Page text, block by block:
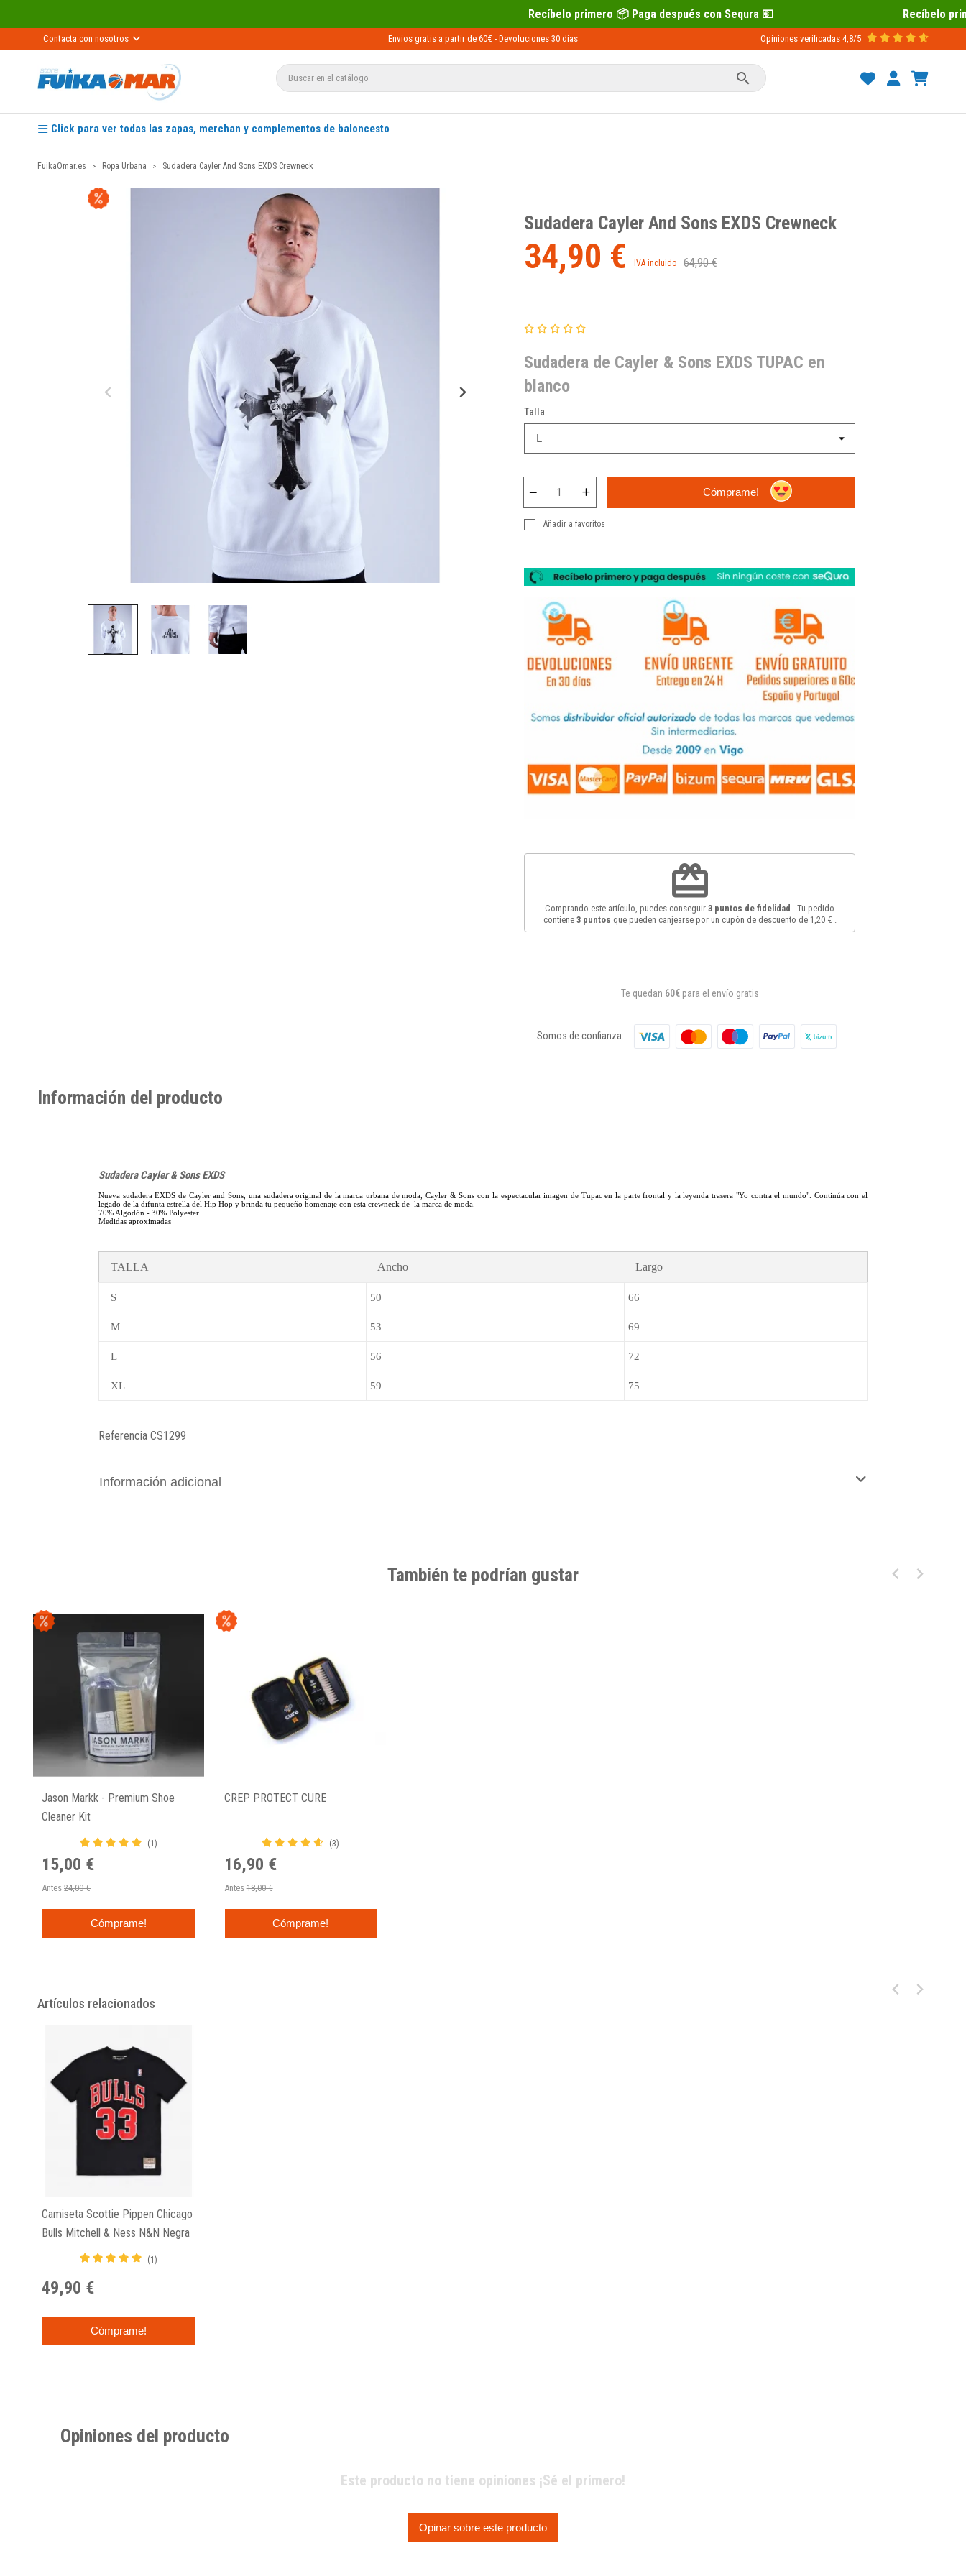
Recíbelo primero 📦 Paga después con Sequra 💶 Recíbelo primero 📦 Paga después
Contacta con nosotros Envios gratis a partir de 60€ - Devoluciones 30 días Opiniones verificadas 4,8/5

Click para ver todas las zapas, merchan y complementos de baloncesto
FuikaOmar.es Ropa Urbana Sudadera Cayler And Sons EXDS Crewneck
Sudadera Cayler And Sons EXDS Crewneck
34,90 € IVA incluido 64,90 €
Sudadera de Cayler & Sons EXDS TUPAC en
blanco
Talla
Cómprame!
Añadir a favoritos
redeem
Comprando este artículo, puedes conseguir 3 puntos de fidelidad . Tu pedido
contiene 3puntos que pueden canjearse por un cupón de descuento de 1,20 €
Te quedan 60€para el envío gratis
Somos de confianza:
Información del producto
Sudadera Cayler & Sons EXDS
Nueva sudadera EXDS de Cayler and Sons, una sudadera original de la marca urbana de moda, Cayler & Sons con la espectacular imagen de Tupac en la parte frontal y la leyenda trasera "Yo contra el mundo". Continúa con el
legado de la difunta estrella del Hip Hop y brinda tu pequeño homenaje con esta crewneck de la marca de moda.
70% Algodón - 30% Polyester
Medidas aproximadas
TALLA Ancho Largo
S 50 66
M 53 69
L 56 72
XL 59 75
Referencia CS1299
Información adicional
También te podrían gustar
Jason Markk - Premium Shoe
Cleaner Kit
(1)
15,00 €
Antes 24,00 €
Cómprame!
CREP PROTECT CURE
(3)
16,90 €
Antes 18,00 €
Cómprame!
Artículos relacionados
Camiseta Scottie Pippen Chicago
Bulls Mitchell & Ness N&N Negra
(1)
49,90 €
Cómprame!
Opiniones del producto
Este producto no tiene opiniones ¡Sé el primero!
Opinar sobre este producto